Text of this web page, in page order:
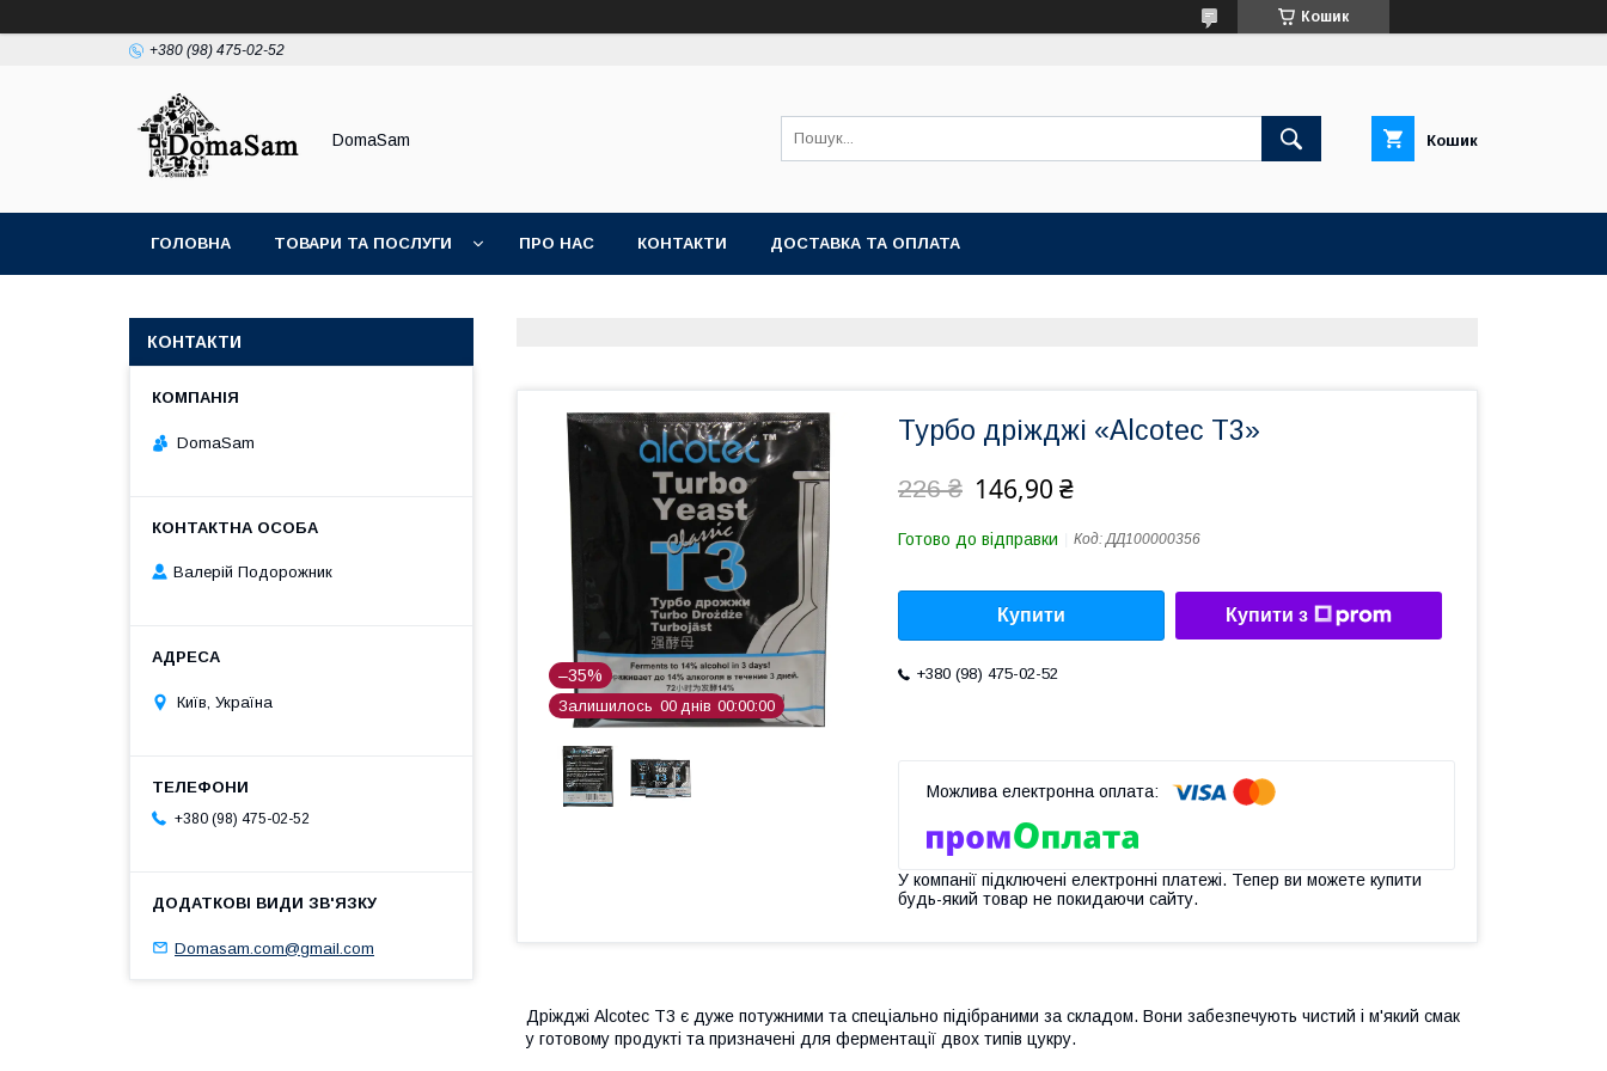
Кошик
+380 (98) 475-02-52
DomaSam Кошик
ГОЛОВНА ТОВАРИ ТА ПОСЛУГИ ПРО НАС КОНТАКТИ ДОСТАВКА ТА ОПЛАТА
–35%
Залишилось 00 днів 00 00 00
Турбо дріжджі «Alcotec T3»
226 ₴ 146,90 ₴
Готово до відправки Код:ДД100000356
Купити Купити з
+380 (98) 475-02-52
У компанії підключені електронні платежі. Тепер ви можете купити
будь-який товар не покидаючи сайту.
Дріжджі Alcotec T3 є дуже потужними та спеціально підібраними за складом. Вони забезпечують чистий і м'який смак
у готовому продукті та призначені для ферментації двох типів цукру.
КОНТАКТИ
DomaSam
Валерій Подорожник
Київ, Україна
+380 (98) 475-02-52
Domasam.com@gmail.com